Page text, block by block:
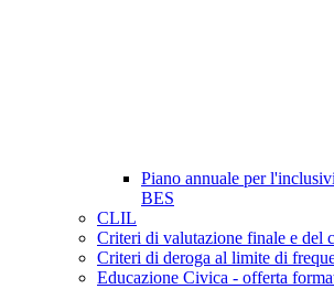
Piano annuale per
BES
CLIL
Criteri di valutazione finale e del
Criteri di deroga al limite di
Educazione Civica - offerta